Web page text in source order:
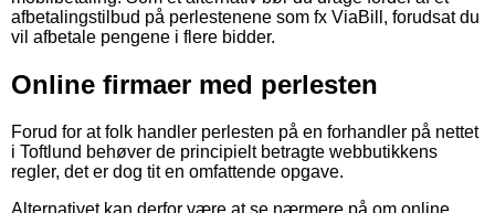
afbetalingstilbud på perlestenene som fx ViaBill, forudsat du
vil afbetale pengene i flere bidder.
Online firmaer med perlesten
Forud for at folk handler perlesten på en forhandler på nettet
i Toftlund behøver de principielt betragte webbutikkens
regler, det er dog tit en omfattende opgave.
Alternativet kan derfor være at se nærmere på om online